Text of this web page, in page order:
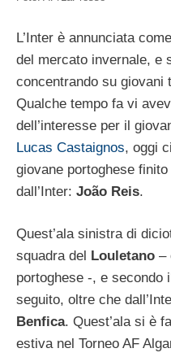
L’Inter è annunciata
del mercato invernale, e
concentrando su giovani
Qualche tempo fa vi
dell’interesse per il
Lucas Castaignos, oggi
giovane portoghese
dall’Inter: João Reis.
Quest’ala sinistra di
squadra del
Louletano –
portoghese -, e secondo
seguito, oltre che
Benfica. Quest’ala si è
estiva nel Torneo AF